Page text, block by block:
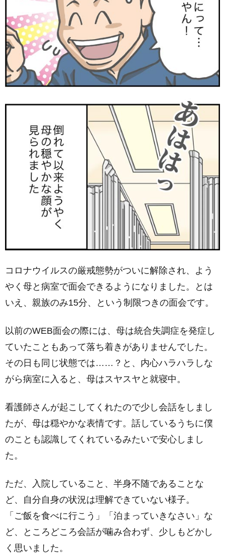
コロナウイルスの厳戒態勢がついに解除され、よう
やく母と病室で面会できるようになりました。とは
いえ、親族のみ15分、という制限つきの面会です。
以前のWEB面会の際には、母は統合失調症を発症し
ていたこともあって落ち着きがありませんでした。
その日も同じ状態では……？と、内心ハラハラしな
がら病室に入ると、母はスヤスヤと就寝中。
看護師さんが起こしてくれたので少し会話をしまし
たが、母は穏やかな表情です。話しているうちに僕
のことも認識してくれているみたいで安心しまし
た。
ただ、入院していること、半身不随であることな
ど、自分自身の状況は理解できていない様子。
「ご飯を食べに行こう」「泊まっていきなさい」な
ど、ところどころ会話が噛み合わず、少しもどかし
く思いました。